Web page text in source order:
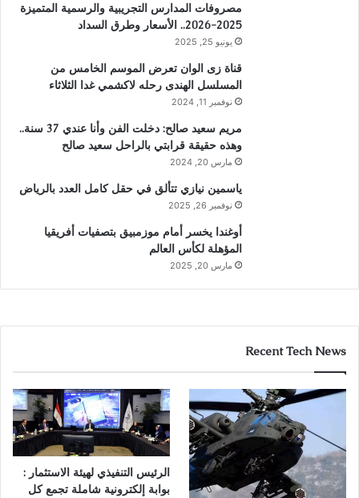
مصروفات المدارس التجريبية والرسمية المتميزة
2025-2026.. الأسعار وطرق السداد
يونيو 25, 2025
قناة زى الوان تعرض الموسم الخامس من
المسلسل الهندى رحله لاكشمي غدا الثلاثاء
نوفمبر 11, 2024
مريم سعيد صالح: دخلت الفن وأنا عندي 37 سنة..
وهذه حقيقة قرابتي بالراحل سعيد صالح
مارس 20, 2024
ياسمين نيازي تتألق في حقل كامل العدد بالرياض
نوفمبر 26, 2025
أوغندا يخسر أمام موزمبيق بتصفيات أفريقيا
المؤهلة لكأس العالم
مارس 20, 2025
Recent Tech News
الرئيس التنفيذي لهيئة الاستثمار :
بوابة إلكترونية شاملة تجمع كل